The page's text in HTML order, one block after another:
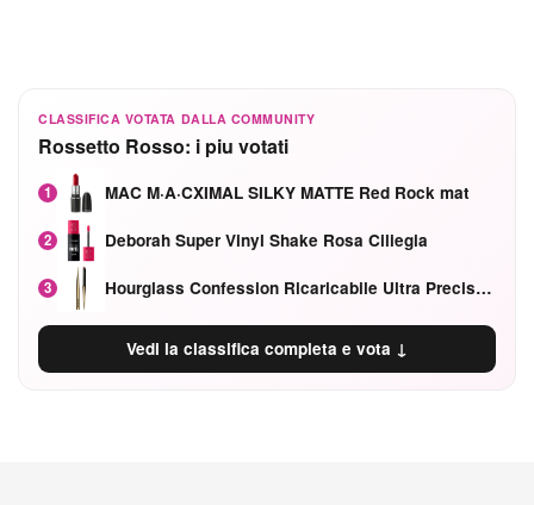
CLASSIFICA VOTATA DALLA COMMUNITY
Rossetto Rosso: i piu votati
1 MAC M·A·CXIMAL SILKY MATTE Red Rock mat
2 Deborah Super Vinyl Shake Rosa Ciliegia
3 Hourglass Confession Ricaricabile Ultra Preciso Ad Alta Intensità Secretly Classic Red
Vedi la classifica completa e vota ↓